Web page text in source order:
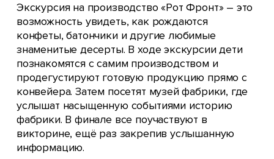
Экскурсия на производство «Рот Фронт» – это
возможность увидеть, как рождаются
конфеты, батончики и другие любимые
знаменитые десерты. В ходе экскурсии дети
познакомятся с самим производством и
продегустируют готовую продукцию прямо с
конвейера. Затем посетят музей фабрики, где
услышат насыщенную событиями историю
фабрики. В финале все поучаствуют в
викторине, ещё раз закрепив услышанную
информацию.